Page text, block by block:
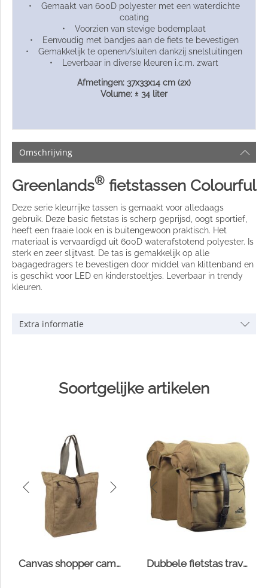
• Gemaakt van 600D polyester met een waterdichte
coating
• Voorzien van stevige bodemplaat
• Eenvoudig met bandjes aan de fiets te bevestigen
• Gemakkelijk te openen/sluiten dankzij snelsluitingen
• Leverbaar in diverse kleuren i.c.m. zwart
Afmetingen: 37x33x14 cm (2x)
Volume: ± 34 liter
Omschrijving
Greenlands® fietstassen Colourful
Deze serie kleurrijke tassen is gemaakt voor alledaags
gebruik. Deze basic fietstas is scherp geprijsd, oogt sportief,
heeft een fraaie look en is buitengewoon praktisch. Het
materiaal is vervaardigd uit 600D waterafstotend polyester. Is
sterk en zeer slijtvast. De tas is gemakkelijk op alle
bagagedragers te bevestigen door middel van klittenband en
is geschikt voor LED en kinderstoeltjes. Leverbaar in trendy
kleuren.
Extra informatie
Soortgelijke artikelen
Canvas shopper camel Dubbele fietstas travel canvas